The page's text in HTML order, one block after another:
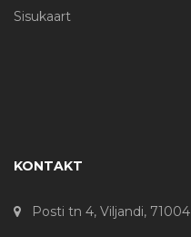
Sisukaart
KONTAKT
Posti tn 4, Viljandi, 71004